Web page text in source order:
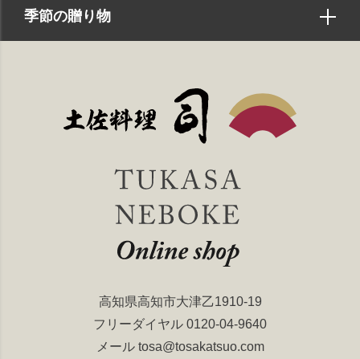
季節の贈り物
高知県高知市大津乙1910-19
フリーダイヤル 0120-04-9640
メール tosa@tosakatsuo.com